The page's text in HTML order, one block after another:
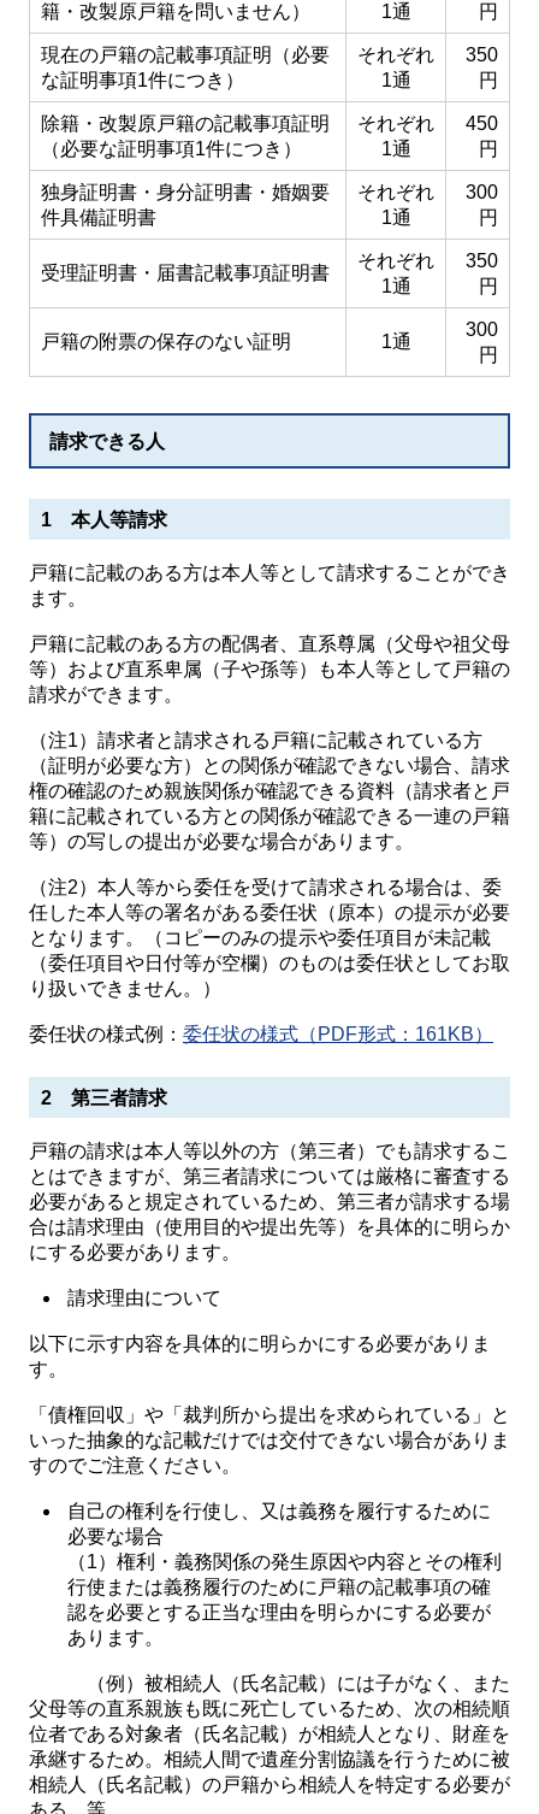
籍・改製原戸籍を問いません）
1通
円
現在の戸籍の記載事項証明（必要
な証明事項1件につき）
それぞれ
1通
350
円
除籍・改製原戸籍の記載事項証明
（必要な証明事項1件につき）
それぞれ
1通
450
円
独身証明書・身分証明書・婚姻要
件具備証明書
それぞれ
1通
300
円
受理証明書・届書記載事項証明書
それぞれ
1通
350
円
戸籍の附票の保存のない証明 1通
300
円
請求できる人
1 本人等請求
戸籍に記載のある方は本人等として請求することができ
ます。
戸籍に記載のある方の配偶者、直系尊属（父母や祖父母
等）および直系卑属（子や孫等）も本人等として戸籍の
請求ができます。
（注1）請求者と請求される戸籍に記載されている方
（証明が必要な方）との関係が確認できない場合、請求
権の確認のため親族関係が確認できる資料（請求者と戸
籍に記載されている方との関係が確認できる一連の戸籍
等）の写しの提出が必要な場合があります。
（注2）本人等から委任を受けて請求される場合は、委
任した本人等の署名がある委任状（原本）の提示が必要
となります。（コピーのみの提示や委任項目が未記載
（委任項目や日付等が空欄）のものは委任状としてお取
り扱いできません。）
委任状の様式例： 委任状の様式（PDF形式：161KB）
2 第三者請求
戸籍の請求は本人等以外の方（第三者）でも請求するこ
とはできますが、第三者請求については厳格に審査する
必要があると規定されているため、第三者が請求する場
合は請求理由（使用目的や提出先等）を具体的に明らか
にする必要があります。
請求理由について
以下に示す内容を具体的に明らかにする必要がありま
す。
「債権回収」や「裁判所から提出を求められている」と
いった抽象的な記載だけでは交付できない場合がありま
すのでご注意ください。
自己の権利を行使し、又は義務を履行するために
必要な場合
（1）権利・義務関係の発生原因や内容とその権利
行使または義務履行のために戸籍の記載事項の確
認を必要とする正当な理由を明らかにする必要が
あります。
（例）被相続人（氏名記載）には子がなく、また
父母等の直系親族も既に死亡しているため、次の相続順
位者である対象者（氏名記載）が相続人となり、財産を
承継するため。相続人間で遺産分割協議を行うために被
相続人（氏名記載）の戸籍から相続人を特定する必要が
ある。等